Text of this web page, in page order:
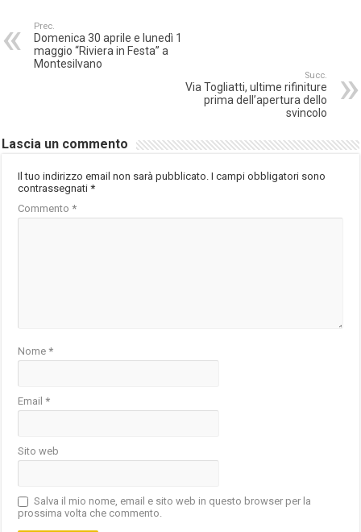
Prec.
Domenica 30 aprile e lunedì 1
maggio “Riviera in Festa” a
Montesilvano
Succ.
Via Togliatti, ultime rifiniture
prima dell’apertura dello
svincolo
Lascia un commento
Il tuo indirizzo email non sarà pubblicato. I campi obbligatori sono
contrassegnati*
Commento*
Nome*
Email*
Sito web
Salva il mio nome, email e sito web in questo browser per la
prossima volta che commento.